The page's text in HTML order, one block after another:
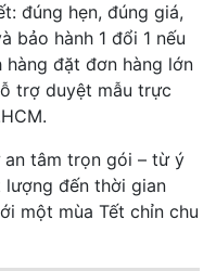
đúng hẹn, đúng giá,
bảo hành 1 đổi 1 nếu
đặt đơn hàng lớn
trợ duyệt mẫu trực
an tâm trọn gói – từ ý
đến thời gian
một mùa Tết chỉn chu